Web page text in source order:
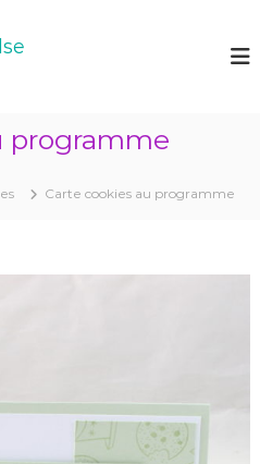
programme
Carte cookies au programme